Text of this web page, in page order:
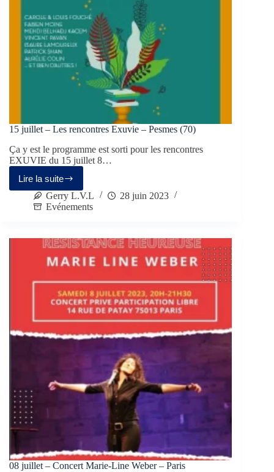
15 juillet – Les rencontres Exuvie – Pesmes (70)
Ça y est le programme est sorti pour les rencontres
EXUVIE du 15 juillet 8…
Lire la suite
Gerry L.V.L
28 juin 2023
Evénements
08 juillet – Concert Marie-Line Weber – Paris